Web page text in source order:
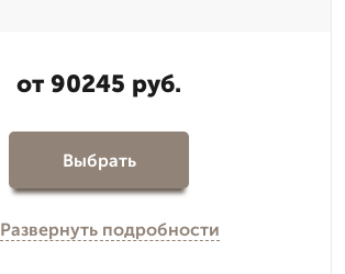
от 90245 руб.
Выбрать
Развернуть подробности